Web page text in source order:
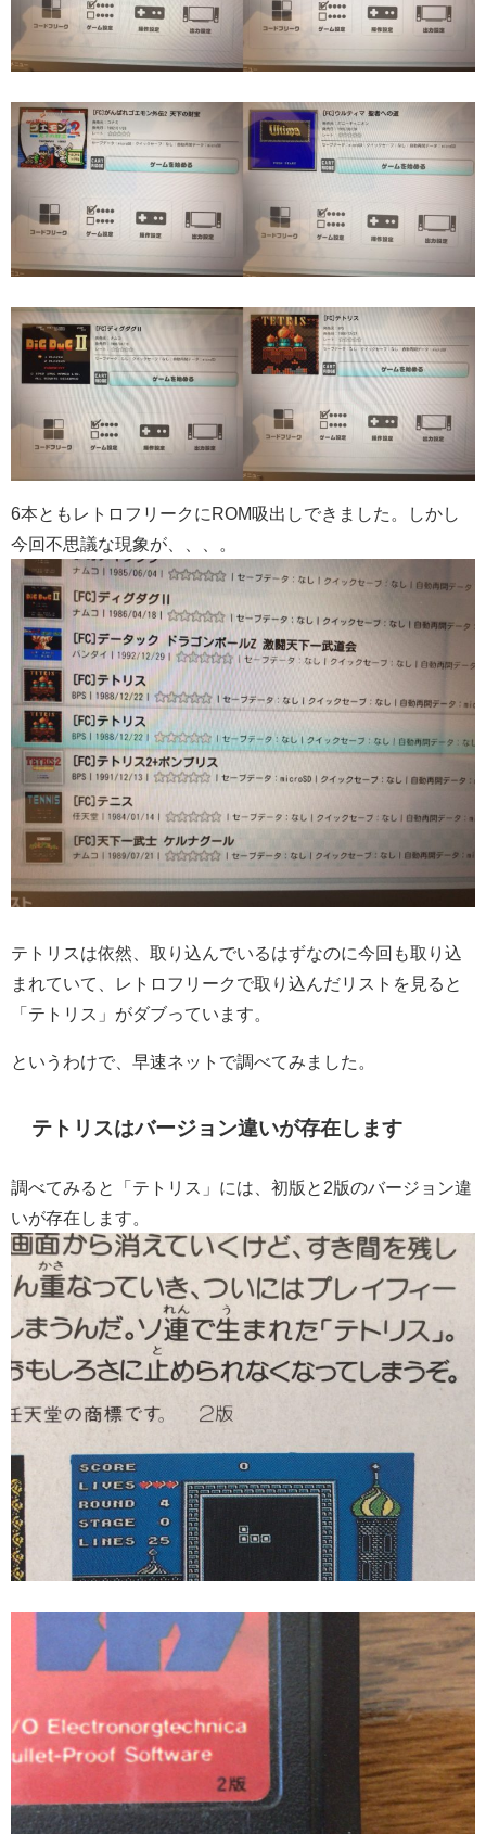
6本ともレトロフリークにROM吸出しできました。しかし
今回不思議な現象が、、、。
テトリスは依然、取り込んでいるはずなのに今回も取り込
まれていて、レトロフリークで取り込んだリストを見ると
「テトリス」がダブっています。
というわけで、早速ネットで調べてみました。
テトリスはバージョン違いが存在します
調べてみると「テトリス」には、初版と2版のバージョン違
いが存在します。